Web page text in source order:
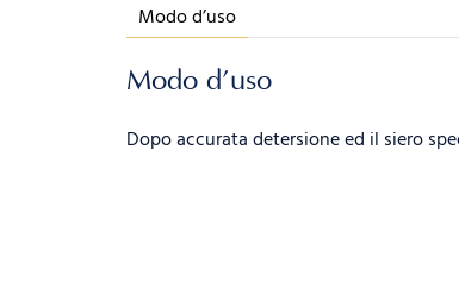
Modo d’uso
Modo d’uso
Dopo accurata detersione ed il siero